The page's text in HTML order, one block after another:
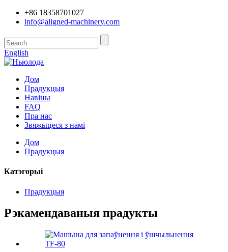
+86 18358701027
info@aligned-machinery.com
English
Дом
Прадукцыя
Навіны
FAQ
Пра нас
Звяжыцеся з намі
Дом
Прадукцыя
Катэгорыі
Прадукцыя
Рэкамендаваныя прадукты